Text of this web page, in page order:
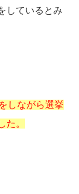
しているとみ
しながら選挙
た。